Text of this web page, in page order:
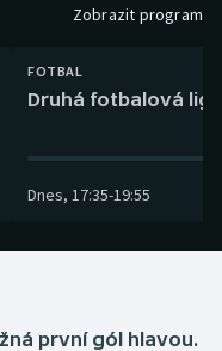
Zobrazit program
FOTBAL
Druhá fotbalová
Dnes, 17:35-19:55
první gól hlavou.